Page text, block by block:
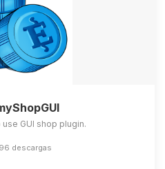
GUI shop plugin.
descargas